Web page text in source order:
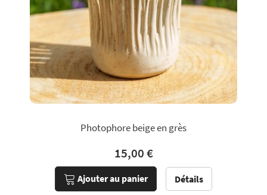
Photophore beige en grès
15,00 €
Ajouter au panier Détails